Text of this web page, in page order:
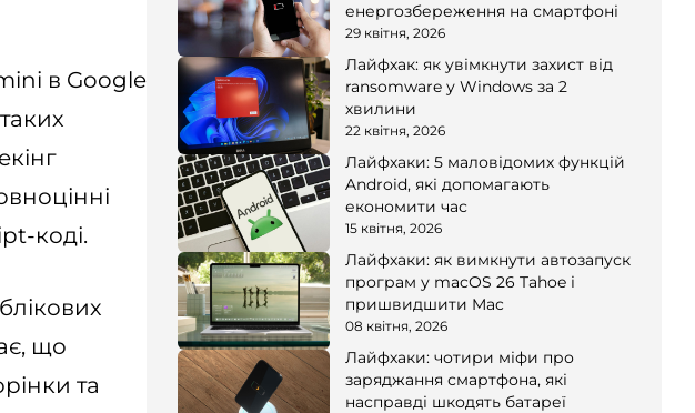
в Google
коді.
що
та
енергозбереження на смартфоні
29 квітня, 2026
Лайфхак: як увімкнути захист від
ransomware у Windows за 2
хвилини
22 квітня, 2026
Лайфхаки: 5 маловідомих функцій
Android, які допомагають
економити час
15 квітня, 2026
Лайфхаки: як вимкнути автозапуск
програм у macOS 26 Tahoe і
пришвидшити Mac
08 квітня, 2026
Лайфхаки: чотири міфи про
заряджання смартфона, які
насправді шкодять батареї